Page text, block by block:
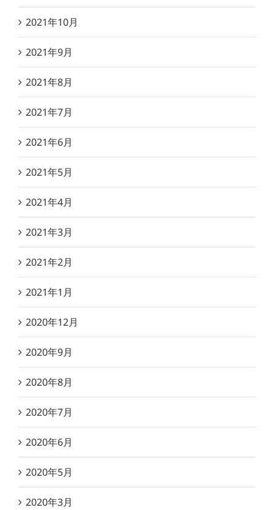
2021年10月
2021年9月
2021年8月
2021年7月
2021年6月
2021年5月
2021年4月
2021年3月
2021年2月
2021年1月
2020年12月
2020年9月
2020年8月
2020年7月
2020年6月
2020年5月
2020年3月